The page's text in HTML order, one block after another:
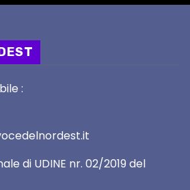
:
di UDINE nr. 02/2019 del